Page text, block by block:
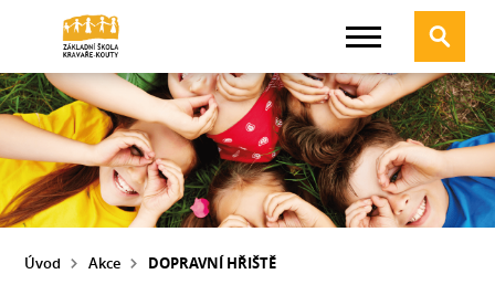
Úvod Akce DOPRAVNÍ HŘIŠTĚ